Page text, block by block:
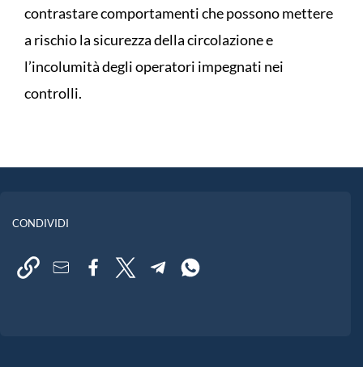
contrastare comportamenti che possono mettere
a rischio la sicurezza della circolazione e
l’incolumità degli operatori impegnati nei
controlli.
CONDIVIDI